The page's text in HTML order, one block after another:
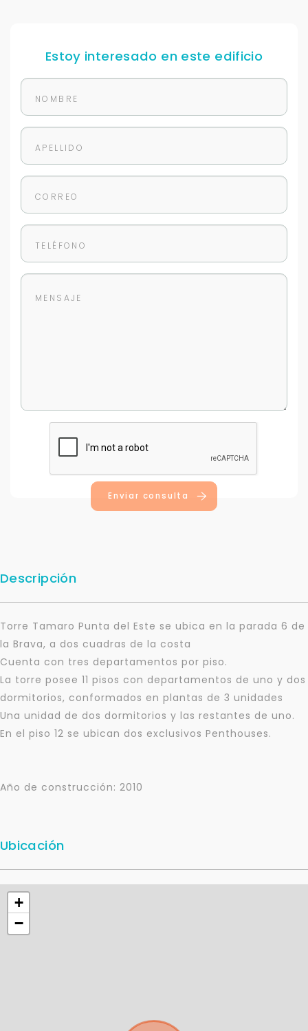
Estoy interesado en este edificio
Enviar consulta
Descripción
Torre Tamaro Punta del Este se ubica en la parada 6 de
la Brava, a dos cuadras de la costa
Cuenta con tres departamentos por piso.
La torre posee 11 pisos con departamentos de uno y dos
dormitorios, conformados en plantas de 3 unidades
Una unidad de dos dormitorios y las restantes de uno.
En el piso 12 se ubican dos exclusivos Penthouses.
Año de construcción: 2010
Ubicación
+
−